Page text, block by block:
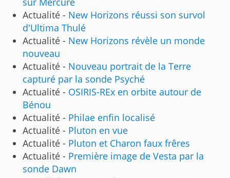
Actualité - New Horizons réussi son survol
d'Ultima Thulé
Actualité - New Horizons révèle un monde
nouveau
Actualité - Nouveau portrait de la Terre
capturé par la sonde Psyché
Actualité - OSIRIS-REx en orbite autour de
Bénou
Actualité - Philae enfin localisé
Actualité - Pluton en vue
Actualité - Pluton et Charon faux frêres
Actualité - Première image de Vesta par la
sonde Dawn